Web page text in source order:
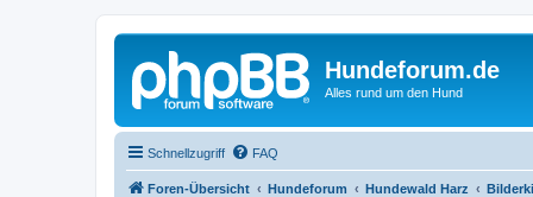
Hundeforum.de
Alles rund um den Hund
Schnellzugriff FAQ
Foren-Übersicht Hundeforum Hundewald Harz